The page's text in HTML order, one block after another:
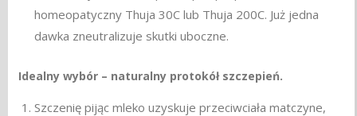
homeopatyczny Thuja 30C lub Thuja 200C. Już jedna
dawka zneutralizuje skutki uboczne.
Idealny wybór – naturalny protokół szczepień.
Szczenię pijąc mleko uzyskuje przeciwciała matczyne,